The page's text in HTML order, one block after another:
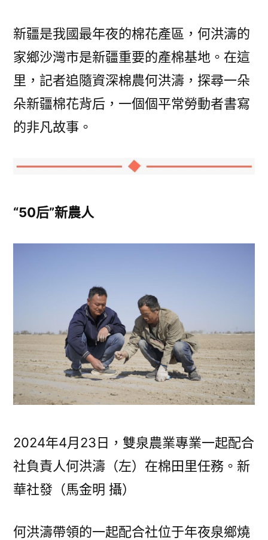
新疆是我國最年夜的棉花產區，何洪濤的
家鄉沙灣市是新疆重要的產棉基地。在這
里，記者追隨資深棉農何洪濤，探尋一朵
朵新疆棉花背后，一個個平常勞動者書寫
的非凡故事。
“50后”新農人
2024年4月23日，雙泉農業專業一起配合
社負責人何洪濤（左）在棉田里任務。新
華社發（馬金明 攝）
何洪濤帶領的一起配合社位于年夜泉鄉燒